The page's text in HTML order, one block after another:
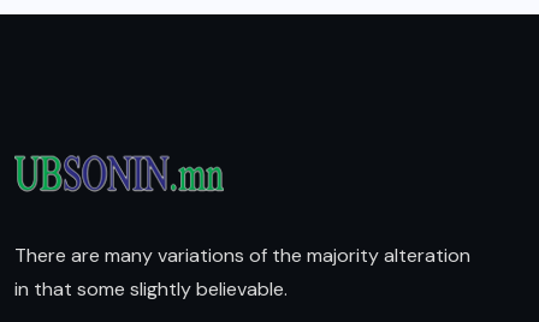
There are many variations of the majority alteration
in that some slightly believable.